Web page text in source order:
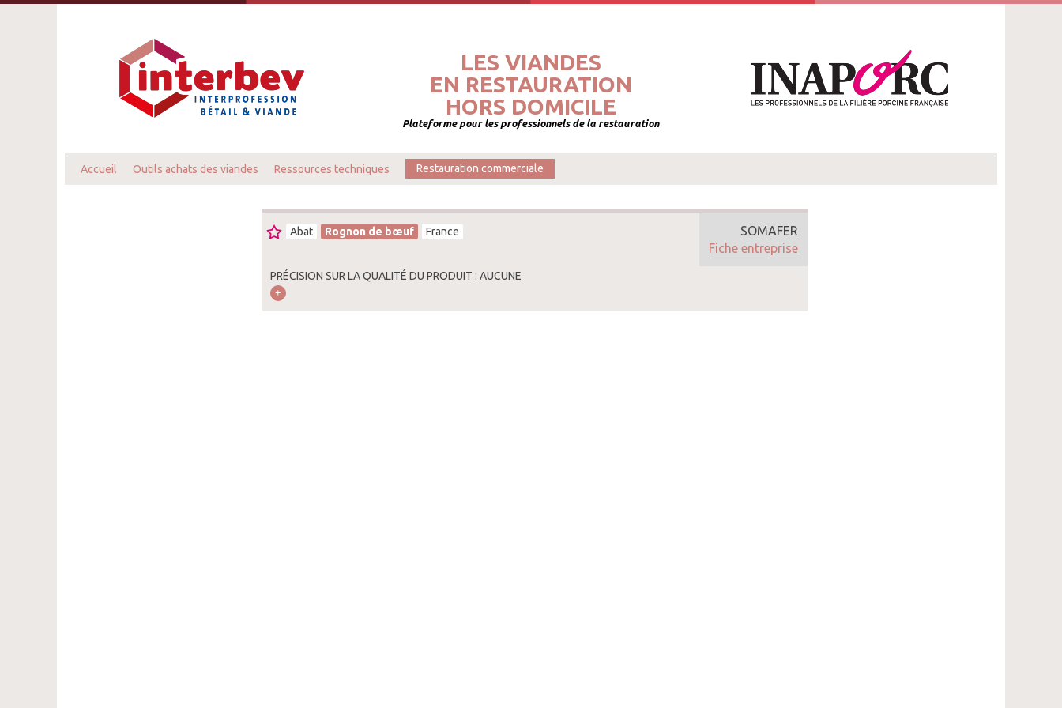
LES VIANDES
EN RESTAURATION
HORS DOMICILE
Plateforme pour les professionnels de la restauration
Accueil Outils achats des viandes Ressources techniques Restauration commerciale
Abat Rognon de bœuf France
PRÉCISION SUR LA QUALITÉ DU PRODUIT : AUCUNE
SOMAFER
Fiche entreprise